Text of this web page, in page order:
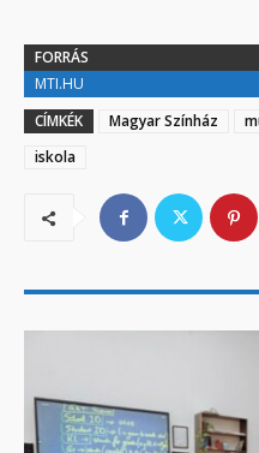
FORRÁS
MTI.HU
CÍMKÉK
Magyar Színház
iskola